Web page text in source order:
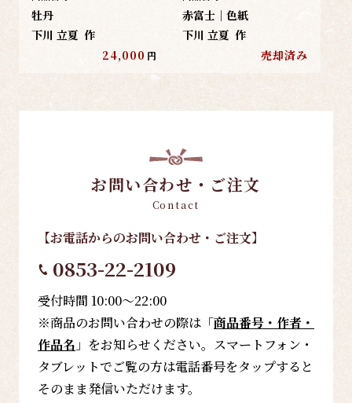
牡丹
下川 立夏 作
24,000 円
赤富士｜色紙
下川 立夏 作
売却済み
お問い合わせ・ご注文
Contact
【お電話からのお問い合わせ・ご注文】
0853-22-2109
受付時間 10:00～22:00
※商品のお問い合わせの際は「商品番号・作者・
作品名 」をお知らせください。スマートフォン・
タブレットでご覧の方は電話番号をタップすると
そのまま発信いただけます。